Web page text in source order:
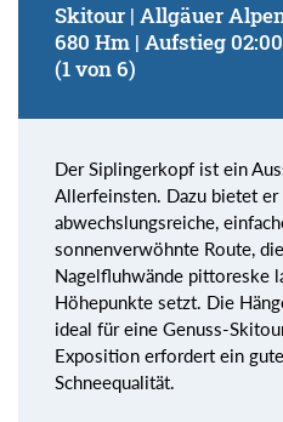
Skitour | Allgäuer
680 Hm | Aufstieg
(1 von 6)
Der Siplingerkopf ist ein
Allerfeinsten. Dazu bietet er
abwechslungsreiche,
sonnenverwöhnte Route,
Nagelfluhwände pittoreske
Höhepunkte setzt. Die
ideal für eine Genuss-
Exposition erfordert ein
Schneequalität.